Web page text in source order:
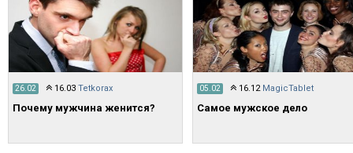
26.02 16.03 Tetkorax
Почему мужчина женится?
05.02 16.12 MagicTablet
Самое мужское дело